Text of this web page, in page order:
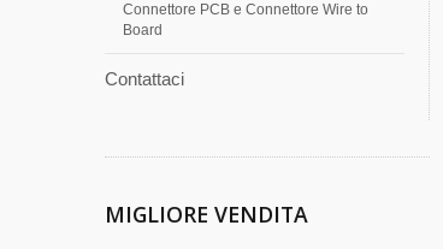
Connettore PCB e Connettore Wire to
Board
Contattaci
MIGLIORE VENDITA